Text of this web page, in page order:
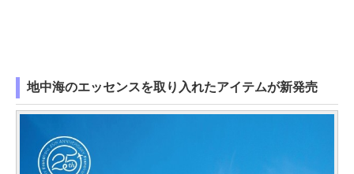
地中海のエッセンスを取り入れたアイテムが新発売